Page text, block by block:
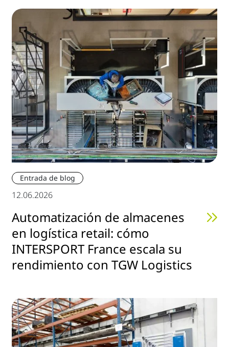
Entrada de blog
12.06.2026
Automatización de almacenes
en logística retail: cómo
INTERSPORT France escala su
rendimiento con TGW Logistics